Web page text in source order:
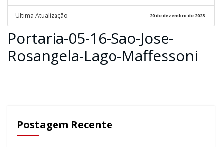
Ultima Atualização 20 de dezembro de 2023
Portaria-05-16-Sao-Jose-
Rosangela-Lago-Maffessoni
Postagem Recente